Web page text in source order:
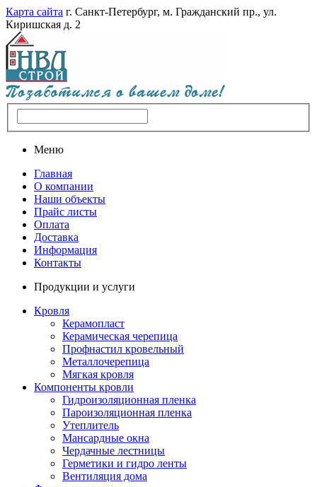
Карта сайта г. Санкт-Петербург, м. Гражданский пр., ул.
Киришская д. 2
Меню
Главная
О компании
Наши объекты
Прайс листы
Оплата
Доставка
Информация
Контакты
Продукции и услуги
Кровля
Керамопласт
Керамическая черепица
Профнастил кровельный
Металлочерепица
Мягкая кровля
Компоненты кровли
Гидроизоляционная пленка
Пароизоляционная пленка
Утеплитель
Мансардные окна
Чердачные лестницы
Герметики и гидро ленты
Вентиляция дома